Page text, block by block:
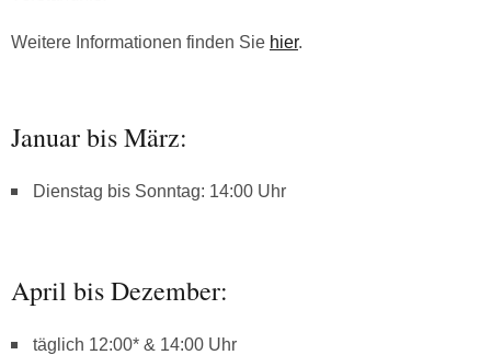
Weitere Informationen finden Sie hier.
Januar bis März:
Dienstag bis Sonntag: 14:00 Uhr
April bis Dezember:
täglich 12:00* & 14:00 Uhr